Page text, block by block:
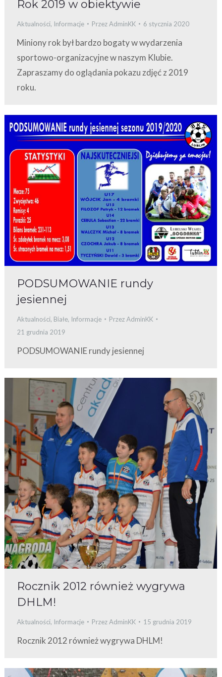
Rok 2019 w obiektywie
Aktualności, Informacje PrzezAdminKK 6 stycznia 2020
Miniony rok był bardzo bogaty w wydarzenia
sportowo-organizacyjne w naszym Klubie.
Zapraszamy do oglądania pokazu zdjęć z 2019
roku.
PODSUMOWANIE rundy
jesiennej
Aktualności, Białe, Informacje PrzezAdminKK
21 grudnia 2019
PODSUMOWANIE rundy jesiennej
Rocznik 2012 również wygrywa
DHLM!
Aktualności, Informacje PrzezAdminKK 15 grudnia 2019
Rocznik 2012 również wygrywa DHLM!